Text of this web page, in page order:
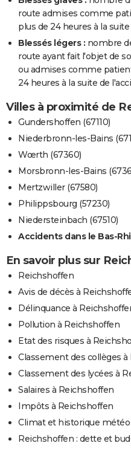
route admises comme
plus de 24 heures à la
Blessés légers : nombre
route ayant fait l'objet de
ou admises comme
24 heures à la suite de
Villes à proximité de
Gundershoffen (67110)
Niederbronn-les-Bains
Wœrth (67360)
Morsbronn-les-Bains
Mertzwiller (67580)
Philippsbourg (57230)
Niedersteinbach (67510)
Accidents dans le Bas-
En savoir plus sur
Reichshoffen
Avis de décès à
Délinquance à
Pollution à Reichshoffen
Etat des risques à
Classement des collèges
Classement des lycées à
Salaires à Reichshoffen
Impôts à Reichshoffen
Climat et historique
Reichshoffen : dette et